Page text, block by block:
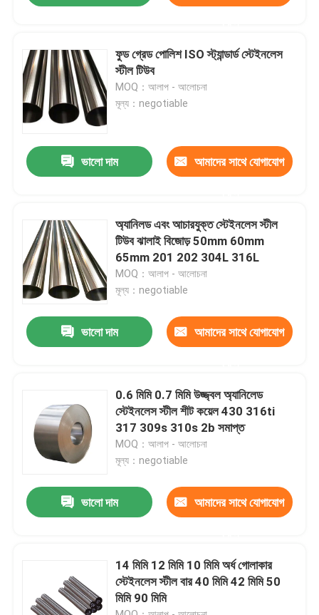
পণ্য
আমাদের সম্পর্কে
কারখানা ভ্রমণ
যোগাযোগ করুন
উদ্ধৃতির জন্য আবেদন
স্টেইনলেস স্টীল বৃত্তাকার টিউব
স্টেইনলেস স্টীল প্লেট শীট
ফুড গ্রেড পোলিশ ISO স্ট্যান্ডার্ড স্টেইনলেস
স্টীল টিউব
MOQ：আলাপ - আলোচনা
মূল্য：negotiable
ভালো দাম আমাদের সাথে যোগাযোগ
অ্যানিলড এবং আচারযুক্ত স্টেইনলেস স্টীল
টিউব ঝালাই বিজোড় 50mm 60mm
65mm 201 202 304L 316L
MOQ：আলাপ - আলোচনা
মূল্য：negotiable
ভালো দাম আমাদের সাথে যোগাযোগ
0.6 মিমি 0.7 মিমি উজ্জ্বল অ্যানিলেড
স্টেইনলেস স্টীল শীট কয়েল 430 316ti
317 309s 310s 2b সমাপ্ত
MOQ：আলাপ - আলোচনা
মূল্য：negotiable
ভালো দাম আমাদের সাথে যোগাযোগ
14 মিমি 12 মিমি 10 মিমি অর্ধ গোলাকার
স্টেইনলেস স্টীল বার 40 মিমি 42 মিমি 50
মিমি 90 মিমি